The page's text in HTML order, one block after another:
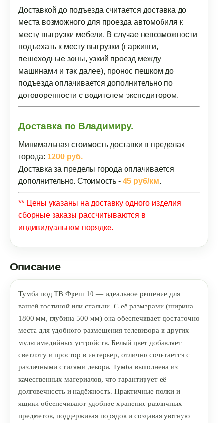
Доставкой до подъезда считается доставка до
места возможного для проезда автомобиля к
месту выгрузки мебели. В случае невозможности
подъехать к месту выгрузки (паркинги,
пешеходные зоны, узкий проезд между
машинами и так далее), пронос пешком до
подъезда оплачивается дополнительно по
договоренности с водителем-экспедитором.
Доставка по Владимиру.
Минимальная стоимость доставки в пределах
города: 1200 руб.
Доставка за пределы города оплачивается
дополнительно. Стоимость - 45 руб/км.
** Цены указаны на доставку одного изделия,
сборные заказы рассчитываются в
индивидуальном порядке.
Описание
Тумба под ТВ Фреш 10 — идеальное решение для
вашей гостиной или спальни. С её размерами (ширина
1800 мм, глубина 500 мм) она обеспечивает достаточно
места для удобного размещения телевизора и других
мультимедийных устройств. Белый цвет добавляет
светлоту и простор в интерьер, отлично сочетается с
различными стилями декора. Тумба выполнена из
качественных материалов, что гарантирует её
долговечность и надёжность. Практичные полки и
ящики обеспечивают удобное хранение различных
предметов, поддерживая порядок и создавая уютную